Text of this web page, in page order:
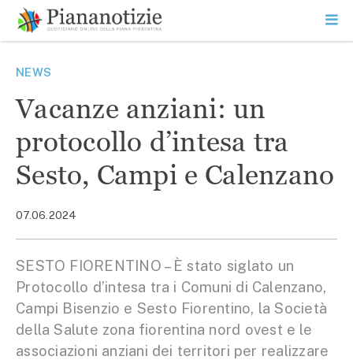
contenuto
SEARCH
NEWS
Vacanze anziani: un
protocollo d’intesa tra
Sesto, Campi e Calenzano
07.06.2024
SESTO FIORENTINO – È stato siglato un
Protocollo d’intesa tra i Comuni di Calenzano,
Campi Bisenzio e Sesto Fiorentino, la Società
della Salute zona fiorentina nord ovest e le
associazioni anziani dei territori per realizzare